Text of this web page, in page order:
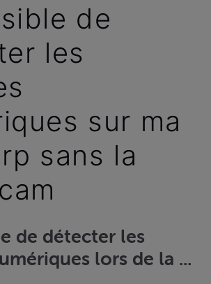
de
les
sur ma
sans la
de détecter les
lors de la ...